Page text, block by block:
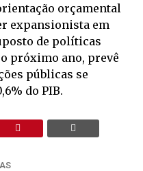
orçamental
expansionista em
de políticas
próximo ano, prevê
públicas se
do PIB.